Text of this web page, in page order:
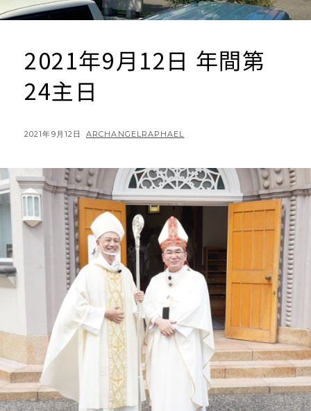
2021年9月12日 年間第
24主日
POSTED
2021年9月12日 BY
ARCHANGELRAPHAEL